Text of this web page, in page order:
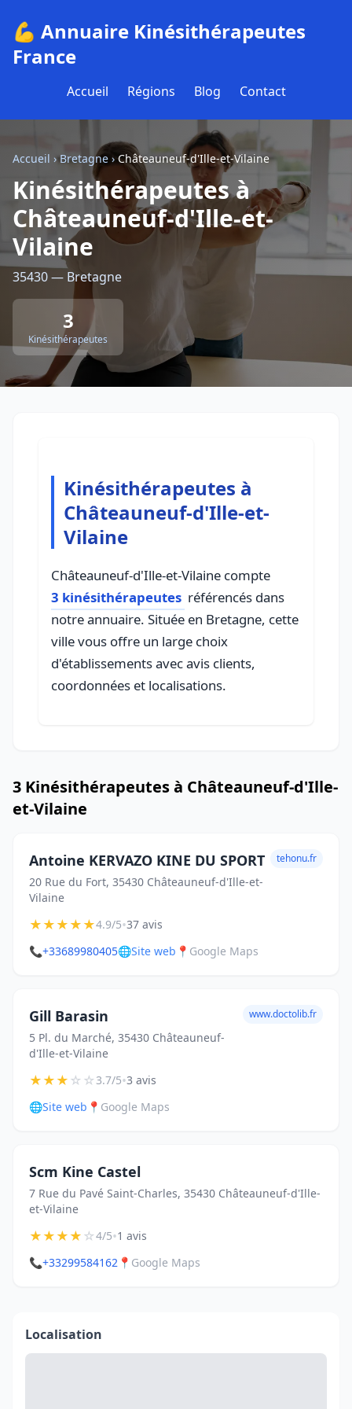
💪 Annuaire Kinésithérapeutes
France
Accueil Régions Blog Contact
Accueil ›Bretagne ›Châteauneuf-d'Ille-et-Vilaine
Kinésithérapeutes à
Châteauneuf-d'Ille-et-
Vilaine
35430 — Bretagne
3
Kinésithérapeutes
Kinésithérapeutes à
Châteauneuf-d'Ille-et-
Vilaine
Châteauneuf-d'Ille-et-Vilaine compte
3 kinésithérapeutes référencés dans
notre annuaire. Située en Bretagne, cette
ville vous offre un large choix
d'établissements avec avis clients,
coordonnées et localisations.
3 Kinésithérapeutes à Châteauneuf-d'Ille-
et-Vilaine
Antoine KERVAZO KINE DU SPORT
20 Rue du Fort, 35430 Châteauneuf-d'Ille-et-
Vilaine
tehonu.fr
★★★★★4.9/5•37 avis
📞+33689980405🌐Site web 📍 Google Maps
Gill Barasin
5 Pl. du Marché, 35430 Châteauneuf-
d'Ille-et-Vilaine
www.doctolib.fr
★★★☆☆3.7/5•3 avis
🌐Site web 📍 Google Maps
Scm Kine Castel
7 Rue du Pavé Saint-Charles, 35430 Châteauneuf-d'Ille-
et-Vilaine
★★★★☆4/5•1 avis
📞+33299584162 📍 Google Maps
Localisation